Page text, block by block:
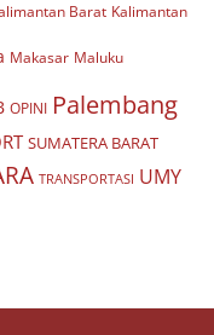
Barat Kalimantan
Makasar Maluku
OPINI Palembang
SUMATERA BARAT
TRANSPORTASI UMY